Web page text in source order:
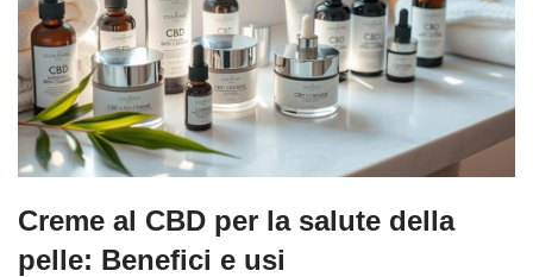
Creme al CBD per la salute della
pelle: Benefici e usi